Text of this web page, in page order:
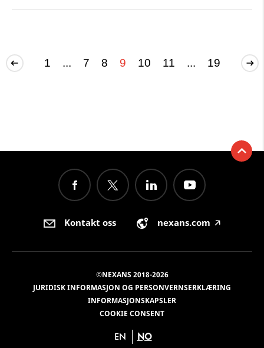
1 ... 7 8 9 10 11 ... 19
Kontakt oss nexans.com 🡥
©NEXANS 2018-2026
JURIDISK INFORMASJON OG PERSONVERNSERKLÆRING
INFORMASJONSKAPSLER
COOKIE CONSENT
EN NO